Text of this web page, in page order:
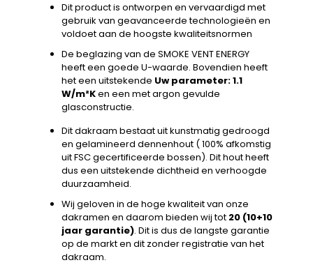
Dit product is ontworpen en vervaardigd met
gebruik van geavanceerde technologieën en
voldoet aan de hoogste kwaliteitsnormen
De beglazing van de SMOKE VENT ENERGY
heeft een goede U-waarde. Bovendien heeft
het een uitstekende Uw parameter: 1.1
W/m²Ken een met argon gevulde
glasconstructie.
Dit dakraam bestaat uit kunstmatig gedroogd
en gelamineerd dennenhout ( 100% afkomstig
uit FSC gecertificeerde bossen). Dit hout heeft
dus een uitstekende dichtheid en verhoogde
duurzaamheid.
Wij geloven in de hoge kwaliteit van onze
dakramen en daarom bieden wij tot 20 (10+10
jaar garantie). Dit is dus de langste garantie
op de markt en dit zonder registratie van het
dakraam.